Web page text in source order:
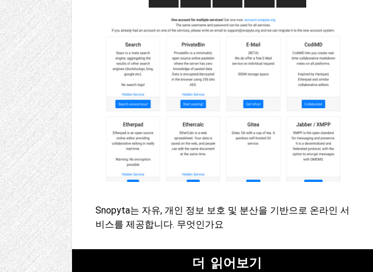
Snopyta는 자유, 개인 정보 보호 및 분산을 기반으로 온라인 서
비스를 제공합니다. 무엇인가요
더 읽어보기